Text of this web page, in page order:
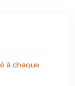
à chaque